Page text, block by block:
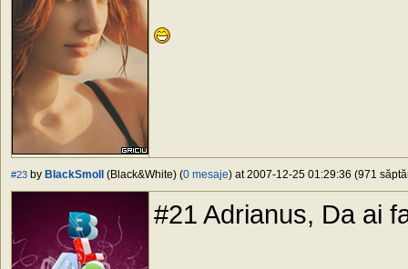
#23 by BlackSmoll (Black&White) (0 mesaje) at 2007-12-25 01:29:36 (971
#21 Adrianus, Da ai